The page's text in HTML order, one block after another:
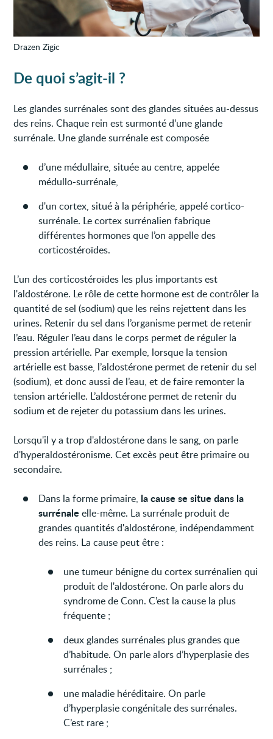
Drazen Zigic
De quoi s’agit-il ?
Les glandes surrénales sont des glandes situées au-dessus
des reins. Chaque rein est surmonté d’une glande
surrénale. Une glande surrénale est composée
d’une médullaire, située au centre, appelée
médullo-surrénale,
d'un cortex, situé à la périphérie, appelé cortico-
surrénale. Le cortex surrénalien fabrique
différentes hormones que l’on appelle des
corticostéroïdes.
L’un des corticostéroïdes les plus importants est
l'aldostérone. Le rôle de cette hormone est de contrôler la
quantité de sel (sodium) que les reins rejettent dans les
urines. Retenir du sel dans l’organisme permet de retenir
l’eau. Réguler l’eau dans le corps permet de réguler la
pression artérielle. Par exemple, lorsque la tension
artérielle est basse, l’aldostérone permet de retenir du sel
(sodium), et donc aussi de l’eau, et de faire remonter la
tension artérielle. L’aldostérone permet de retenir du
sodium et de rejeter du potassium dans les urines.
Lorsqu'il y a trop d'aldostérone dans le sang, on parle
d'hyperaldostéronisme. Cet excès peut être primaire ou
secondaire.
Dans la forme primaire, la cause se situe dans la
surrénale elle-même. La surrénale produit de
grandes quantités d'aldostérone, indépendamment
des reins. La cause peut être :
une tumeur bénigne du cortex surrénalien qui
produit de l'aldostérone. On parle alors du
syndrome de Conn. C’est la cause la plus
fréquente ;
deux glandes surrénales plus grandes que
d’habitude. On parle alors d’hyperplasie des
surrénales ;
une maladie héréditaire. On parle
d’hyperplasie congénitale des surrénales.
C’est rare ;